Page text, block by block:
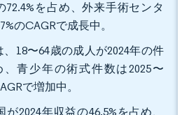
72.4%を占め、外来手術センタ
のCAGRで成長中。
18〜64歳の成人が2024年の件
、青少年の術式件数は2025〜
で増加中。
2024年収益の46.5%を占め、